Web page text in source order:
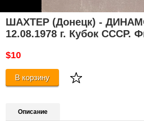
ШАХТЕР (Донецк) -
12.08.1978 г. Кубок СССР.
$10
В корзину
Описание